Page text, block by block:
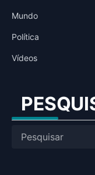
Mundo
Política
Vídeos